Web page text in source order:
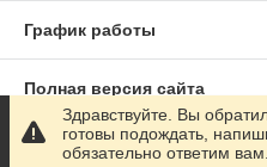
График работы
Полная версия сайта
Сайт создан на
Здравствуйте. Вы
готовы подождать,
обязательно ответим вам.